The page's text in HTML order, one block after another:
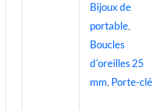
Bijoux de
portable,
Boucles
d'oreilles 25
mm, Porte-clé